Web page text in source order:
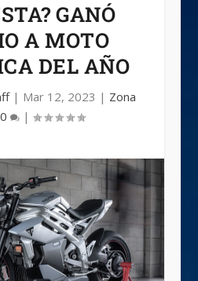
GANÓ
A MOTO
DEL AÑO
| Mar 12, 2023 | Zona
0 |